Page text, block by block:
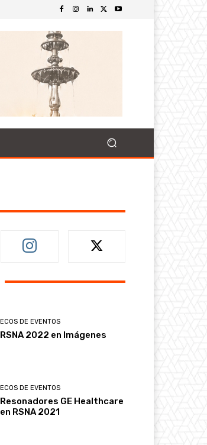
ECOS DE EVENTOS
RSNA 2022 en Imágenes
ECOS DE EVENTOS
Resonadores GE Healthcare
en RSNA 2021